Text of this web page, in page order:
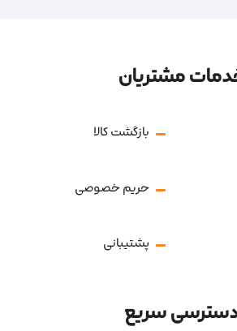
مشتریان
بازگشت کالا
حریم خصوصی
پشتیبانی
سریع